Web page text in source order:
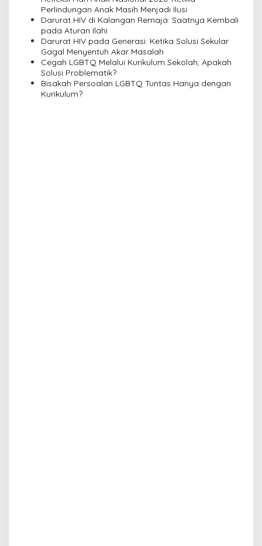
Perlindungan Anak Masih Menjadi Ilusi
Darurat HIV di Kalangan Remaja: Saatnya Kembali
pada Aturan Ilahi
Darurat HIV pada Generasi: Ketika Solusi Sekular
Gagal Menyentuh Akar Masalah
Cegah LGBTQ Melalui Kurikulum Sekolah, Apakah
Solusi Problematik?
Bisakah Persoalan LGBTQ Tuntas Hanya dengan
Kurikulum?